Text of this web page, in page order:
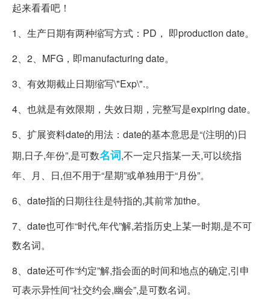
起来看看吧！
1、生产日期有两种缩写方式：PD， 即production date。
2、2、MFG，即manufacturing date。
3、有效期截止日期缩写\"Exp\".。
4、也就是有效限期，失效日期，完整写是expiring date。
5、扩展资料date的用法：date的基本意思是“(注明的)日
期,日子,年份”,是可数名词,不一定只指某一天,可以统指
年、月、日,但不用于“星期”或单独用于“月份”。
6、date指的日期往往是特指的,其前常加the。
7、date也可作“时代,年代”解,若指历史上某一时期,是不可
数名词。
8、date还可作“约定”解,指会面的时间和地点的确定,引申
可表示异性间“社交约会,幽会”,是可数名词。